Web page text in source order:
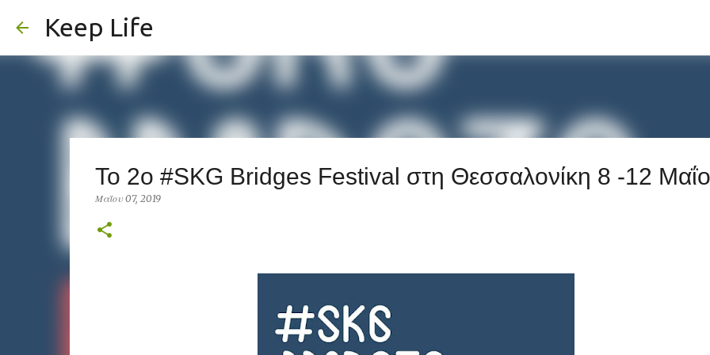
Keep Life
To 2o #SKG Bridges Festival στη Θεσσαλονίκη 8 -12
Μαΐου 07, 2019